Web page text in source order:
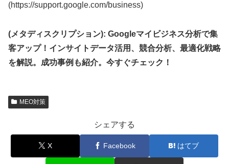
(https://support.google.com/business)
(メタディスクリプション): Googleマイビジネス分析で集
客アップ！インサイトデータ活用、競合分析、最適化戦略
を解説。成功事例も紹介。今すぐチェック！
MEO対策
シェアする
X Facebook はてブ